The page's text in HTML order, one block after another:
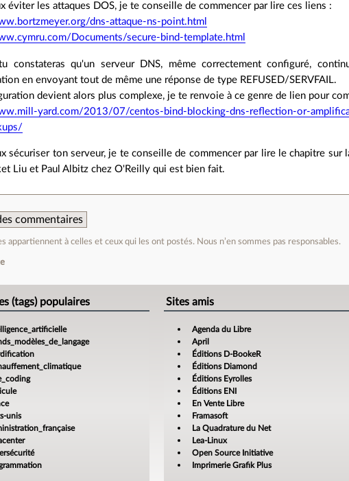
éviter les attaques DOS, je te conseille de commencer par lire ces liens :
dns-attaque-ns-point.html
Documents/secure-bind-template.html
constateras qu'un serveur DNS, même correctement configuré,
en envoyant tout de même une réponse de type REFUSED/SERVFAIL.
devient alors plus complexe, je te renvoie à ce genre de lien pour
yard.com/2013/07/centos-bind-blocking-dns-reflection-or-
sécuriser ton serveur, je te conseille de commencer par lire le chapitre sur
Liu et Paul Albitz chez O'Reilly qui est bien fait.
commentaires
appartiennent à celles et ceux qui les ont postés. Nous n’en sommes pas responsables.
(tags) populaires
unis
Sites amis
Agenda du Libre
April
Éditions D-BookeR
Éditions Diamond
Éditions Eyrolles
Éditions ENI
En Vente Libre
Framasoft
La Quadrature du Net
Lea-Linux
Open Source Initiative
Imprimerie Grafik Plus